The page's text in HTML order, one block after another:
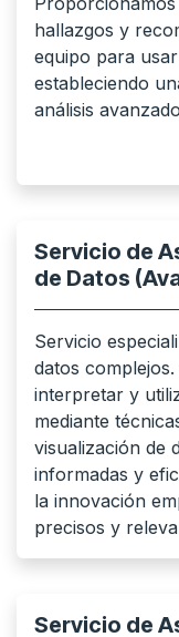
hallazgos y
equipo para
estableciendo
análisis
Servicio de
de Datos
Servicio
datos
interpretar y
mediante
visualización de
informadas y
la innovación
precisos y
Servicio de